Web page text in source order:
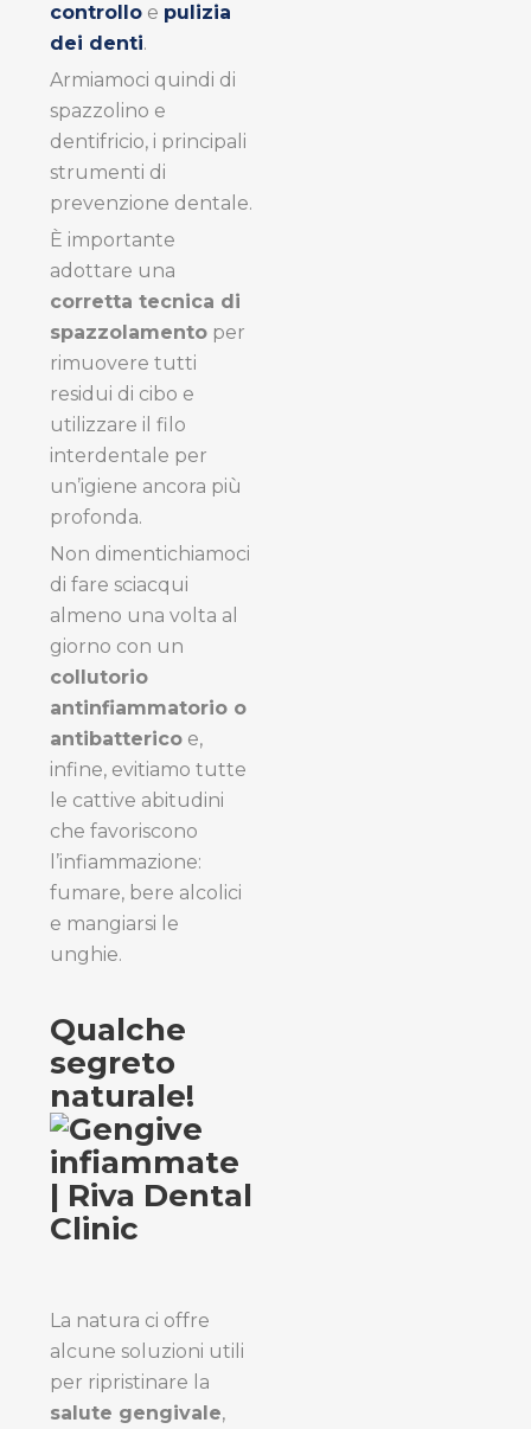
controllo e pulizia
dei denti.
Armiamoci quindi di
spazzolino e
dentifricio, i principali
strumenti di
prevenzione dentale.
È importante
adottare una
corretta tecnica di
spazzolamento per
rimuovere tutti
residui di cibo e
utilizzare il filo
interdentale per
un’igiene ancora più
profonda.
Non dimentichiamoci
di fare sciacqui
almeno una volta al
giorno con un
collutorio
antinfiammatorio o
antibatterico e,
infine, evitiamo tutte
le cattive abitudini
che favoriscono
l’infiammazione:
fumare, bere alcolici
e mangiarsi le
unghie.
Qualche
segreto
naturale!
La natura ci offre
alcune soluzioni utili
per ripristinare la
salute gengivale,